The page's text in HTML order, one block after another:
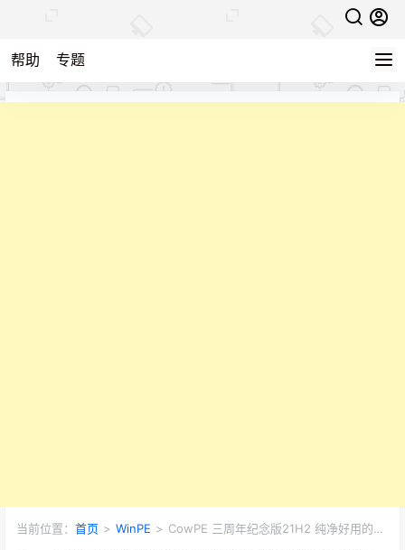
帮助 专题
当前位置： 首页 > WinPE > CowPE 三周年纪念版21H2 纯净好用的PE